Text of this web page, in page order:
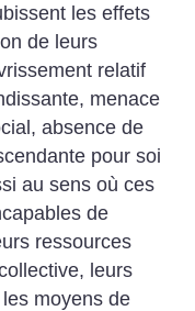
les effets
de leurs
relatif
menace
absence de
pour soi
au sens où ces
de
ressources
leurs
moyens de